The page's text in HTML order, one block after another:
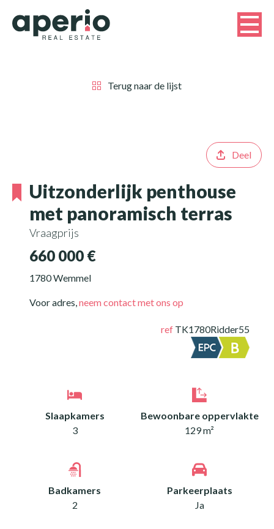
Terug naar de lijst
Deel
Uitzonderlijk penthouse
met panoramisch terras
Vraagprijs
660 000 €
1780 Wemmel
Voor adres,neem contact met ons op
ref TK1780Ridder55
Slaapkamers
3
Bewoonbare oppervlakte
129 m²
Badkamers
2
Parkeerplaats
Ja